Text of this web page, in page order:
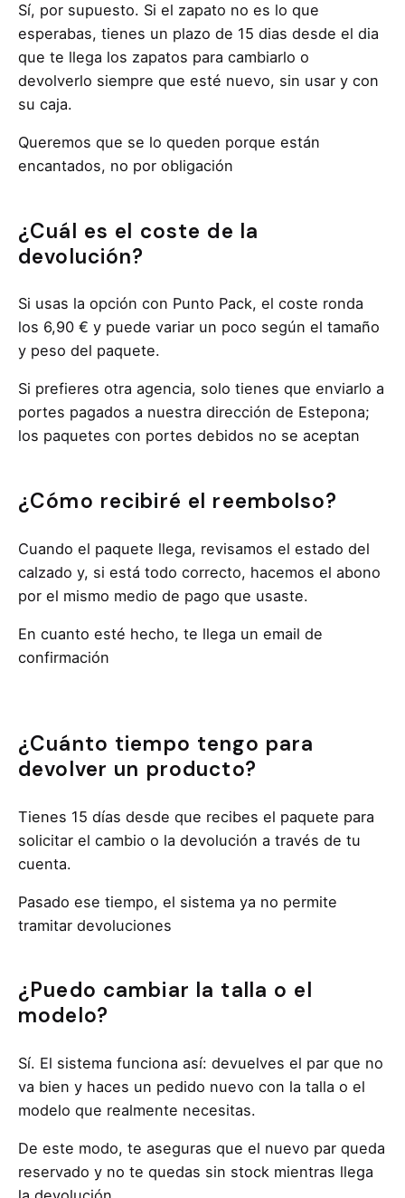
Sí, por supuesto. Si el zapato no es lo que
esperabas, tienes un plazo de 15 dias desde el dia
que te llega los zapatos para cambiarlo o
devolverlo siempre que esté nuevo, sin usar y con
su caja.
Queremos que se lo queden porque están
encantados, no por obligación
¿Cuál es el coste de la
devolución?
Si usas la opción con Punto Pack, el coste ronda
los 6,90 € y puede variar un poco según el tamaño
y peso del paquete.
Si prefieres otra agencia, solo tienes que enviarlo a
portes pagados a nuestra dirección de Estepona;
los paquetes con portes debidos no se aceptan
¿Cómo recibiré el reembolso?
Cuando el paquete llega, revisamos el estado del
calzado y, si está todo correcto, hacemos el abono
por el mismo medio de pago que usaste.
En cuanto esté hecho, te llega un email de
confirmación
¿Cuánto tiempo tengo para
devolver un producto?
Tienes 15 días desde que recibes el paquete para
solicitar el cambio o la devolución a través de tu
cuenta.
Pasado ese tiempo, el sistema ya no permite
tramitar devoluciones
¿Puedo cambiar la talla o el
modelo?
Sí. El sistema funciona así: devuelves el par que no
va bien y haces un pedido nuevo con la talla o el
modelo que realmente necesitas.
De este modo, te aseguras que el nuevo par queda
reservado y no te quedas sin stock mientras llega